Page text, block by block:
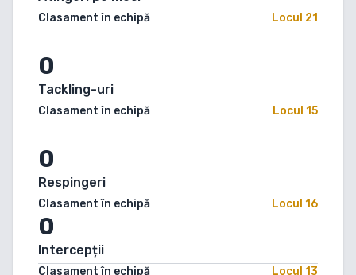
Clasament în echipă Locul 21
0
Tackling-uri
Clasament în echipă Locul 15
0
Respingeri
Clasament în echipă Locul 16
0
Intercepții
Clasament în echipă Locul 13